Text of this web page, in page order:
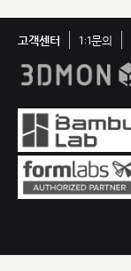
고객센터 1:1문의